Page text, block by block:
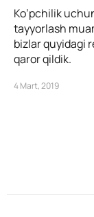
Ko’pchilik
tayyorlash
bizlar quyidagi
qaror qildik.
4 Mart, 2019